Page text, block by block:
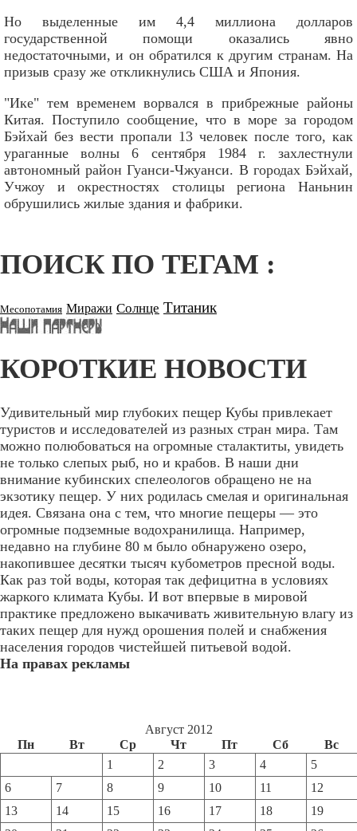
Но выделенные им 4,4 миллиона долларов
государственной помощи оказались явно
недостаточными, и он обратился к другим странам. На
призыв сразу же откликнулись США и Япония.
"Ике" тем временем ворвался в прибрежные районы
Китая. Поступило сообщение, что в море за городом
Бэйхай без вести пропали 13 человек после того, как
ураганные волны 6 сентября 1984 г. захлестнули
автономный район Гуанси-Чжуанси. В городах Бэйхай,
Учжоу и окрестностях столицы региона Наньнин
обрушились жилые здания и фабрики.
ПОИСК ПО ТЕГАМ :
Месопотамия Миражи Солнце Титаник
КОРОТКИЕ НОВОСТИ
Удивительный мир глубоких пещер Кубы привлекает
туристов и исследователей из разных стран мира. Там
можно полюбоваться на огромные сталактиты, увидеть
не только слепых рыб, но и крабов. В наши дни
внимание кубинских спелеологов обращено не на
экзотику пещер. У них родилась смелая и оригинальная
идея. Связана она с тем, что многие пещеры — это
огромные подземные водохранилища. Например,
недавно на глубине 80 м было обнаружено озеро,
накопившее десятки тысяч кубометров пресной воды.
Как раз той воды, которая так дефицитна в условиях
жаркого климата Кубы. И вот впервые в мировой
практике предложено выкачивать живительную влагу из
таких пещер для нужд орошения полей и снабжения
населения городов чистейшей питьевой водой.
На правах рекламы
Август 2012
Пн
Вт Ср Чт Пт Сб
Вс
1
2 3 4
5
6
7 8 9 10 11
12
13
14 15 16 17 18
19